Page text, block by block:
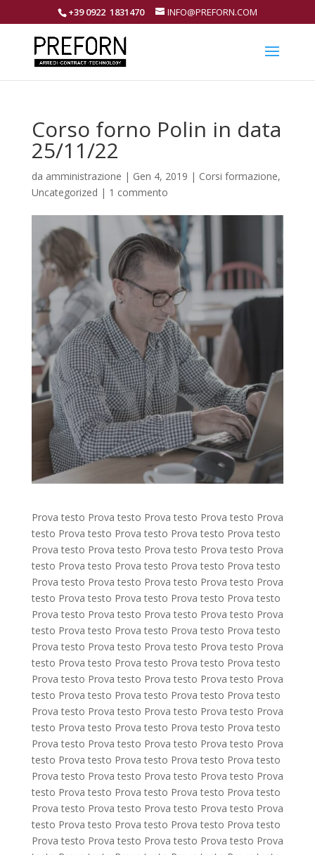
+39 0922 1831470 INFO@PREFORN.COM
Corso forno Polin in data
25/11/22
da amministrazione | Gen 4, 2019 | Corsi formazione,
Uncategorized | 1 commento
Prova testo Prova testo Prova testo Prova testo Prova
testo Prova testo Prova testo Prova testo Prova testo
Prova testo Prova testo Prova testo Prova testo Prova
testo Prova testo Prova testo Prova testo Prova testo
Prova testo Prova testo Prova testo Prova testo Prova
testo Prova testo Prova testo Prova testo Prova testo
Prova testo Prova testo Prova testo Prova testo Prova
testo Prova testo Prova testo Prova testo Prova testo
Prova testo Prova testo Prova testo Prova testo Prova
testo Prova testo Prova testo Prova testo Prova testo
Prova testo Prova testo Prova testo Prova testo Prova
testo Prova testo Prova testo Prova testo Prova testo
Prova testo Prova testo Prova testo Prova testo Prova
testo Prova testo Prova testo Prova testo Prova testo
Prova testo Prova testo Prova testo Prova testo Prova
testo Prova testo Prova testo Prova testo Prova testo
Prova testo Prova testo Prova testo Prova testo Prova
testo Prova testo Prova testo Prova testo Prova testo
Prova testo Prova testo Prova testo Prova testo Prova
testo Prova testo Prova testo Prova testo Prova testo
Prova testo Prova testo Prova testo Prova testo Prova